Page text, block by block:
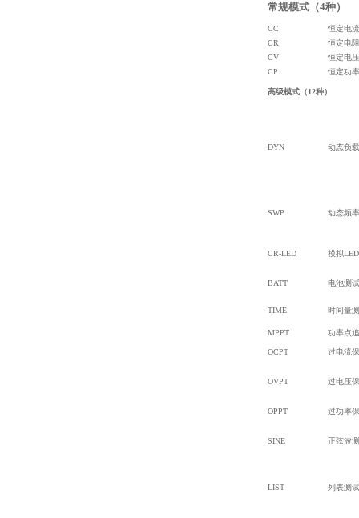
常规模式（4种）
CC
恒定电
CR
恒定电
CV
恒定电
CP
恒定功
高级模式（12种）
DYN 动态负
SWP 动态频
CR-LED 模拟
BATT 电池测
TIME 时间量
MPPT 功率点
OCPT 过电流
OVPT 过电压
OPPT 过功率
SINE 正弦波
LIST 列表测